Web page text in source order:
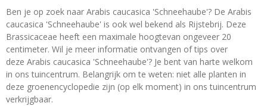
Ben je op zoek naar Arabis caucasica 'Schneehaube'? De Arabis
caucasica 'Schneehaube' is ook wel bekend als Rijstebrij. Deze
Brassicaceae heeft een maximale hoogtevan ongeveer 20
centimeter. Wil je meer informatie ontvangen of tips over
deze Arabis caucasica 'Schneehaube'? Je bent van harte welkom
in ons tuincentrum. Belangrijk om te weten: niet alle planten in
deze groenencyclopedie zijn (op elk moment) in ons tuincentrum
verkrijgbaar.